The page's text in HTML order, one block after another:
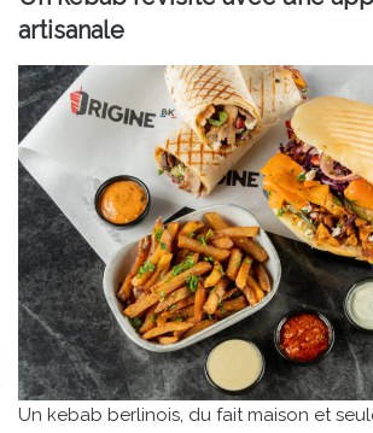
artisanale
Un kebab berlinois, du fait maison et